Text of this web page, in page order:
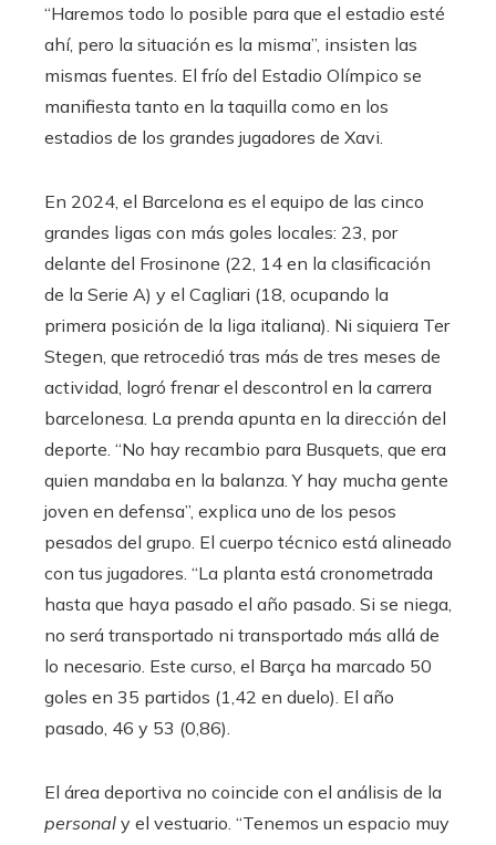
“Haremos todo lo posible para que el estadio esté
ahí, pero la situación es la misma”, insisten las
mismas fuentes. El frío del Estadio Olímpico se
manifiesta tanto en la taquilla como en los
estadios de los grandes jugadores de Xavi.
En 2024, el Barcelona es el equipo de las cinco
grandes ligas con más goles locales: 23, por
delante del Frosinone (22, 14 en la clasificación
de la Serie A) y el Cagliari (18, ocupando la
primera posición de la liga italiana). Ni siquiera Ter
Stegen, que retrocedió tras más de tres meses de
actividad, logró frenar el descontrol en la carrera
barcelonesa. La prenda apunta en la dirección del
deporte. “No hay recambio para Busquets, que era
quien mandaba en la balanza. Y hay mucha gente
joven en defensa”, explica uno de los pesos
pesados ​​del grupo. El cuerpo técnico está alineado
con tus jugadores. “La planta está cronometrada
hasta que haya pasado el año pasado. Si se niega,
no será transportado ni transportado más allá de
lo necesario. Este curso, el Barça ha marcado 50
goles en 35 partidos (1,42 en duelo). El año
pasado, 46 ​​y 53 (0,86).
El área deportiva no coincide con el análisis de la
personal y el vestuario. “Tenemos un espacio muy